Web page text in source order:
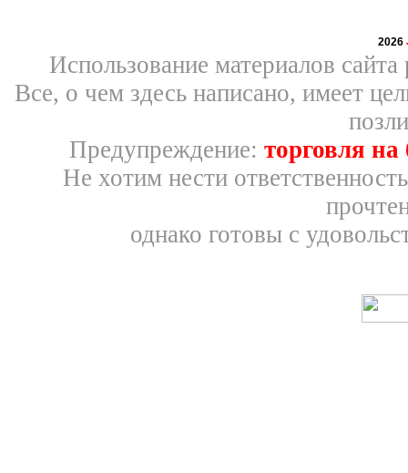
2026
Использование материалов
Все, о чем здесь написано, имеет
Предупреждение: торговля
Не хотим нести
однако готовы с